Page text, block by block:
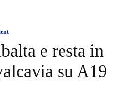
e resta in
su A19